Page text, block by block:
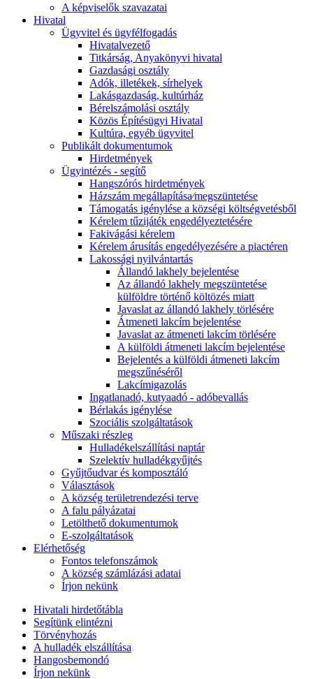
A képviselők szavazatai
Hivatal
Ügyvitel és ügyfélfogadás
Hivatalvezető
Titkárság, Anyakönyvi hivatal
Gazdasági osztály
Adók, illetékek, sírhelyek
Lakásgazdaság, kultúrház
Bérelszámolási osztály
Közös Építésügyi Hivatal
Kultúra, egyéb ügyvitel
Publikált dokumentumok
Hirdetmények
Ügyintézés - segítő
Hangszórós hirdetmények
Házszám megállapítása⁄megszüntetése
Támogatás igénylése a községi költségvetésből
Kérelem tűzijáték engedélyeztetésére
Fakivágási kérelem
Kérelem árusítás engedélyezésére a piactéren
Lakossági nyilvántartás
Állandó lakhely bejelentése
Az állandó lakhely megszüntetése
külföldre történő költözés miatt
Javaslat az állandó lakhely törlésére
Átmeneti lakcím bejelentése
Javaslat az átmeneti lakcím törlésére
A külföldi átmeneti lakcím bejelentése
Bejelentés a külföldi átmeneti lakcím
megszűnéséről
Lakcímigazolás
Ingatlanadó, kutyaadó - adóbevallás
Bérlakás igénylése
Szociális szolgáltatások
Műszaki részleg
Hulladékelszállítási naptár
Szelektív hulladékgyűjtés
Gyűjtőudvar és komposztáló
Választások
A község területrendezési terve
A falu pályázatai
Letölthető dokumentumok
E-szolgáltatások
Elérhetőség
Fontos telefonszámok
A község számlázási adatai
Írjon nekünk
Hivatali hirdetőtábla
Segítünk elintézni
Törvényhozás
A hulladék elszállítása
Hangosbemondó
Írjon nekünk